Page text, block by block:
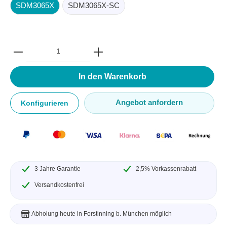
SDM3065X SDM3065X-SC
In den Warenkorb
Konfigurieren Angebot anfordern
3 Jahre Garantie 2,5% Vorkassenrabatt
Versandkostenfrei
Abholung heute in Forstinning b. München möglich